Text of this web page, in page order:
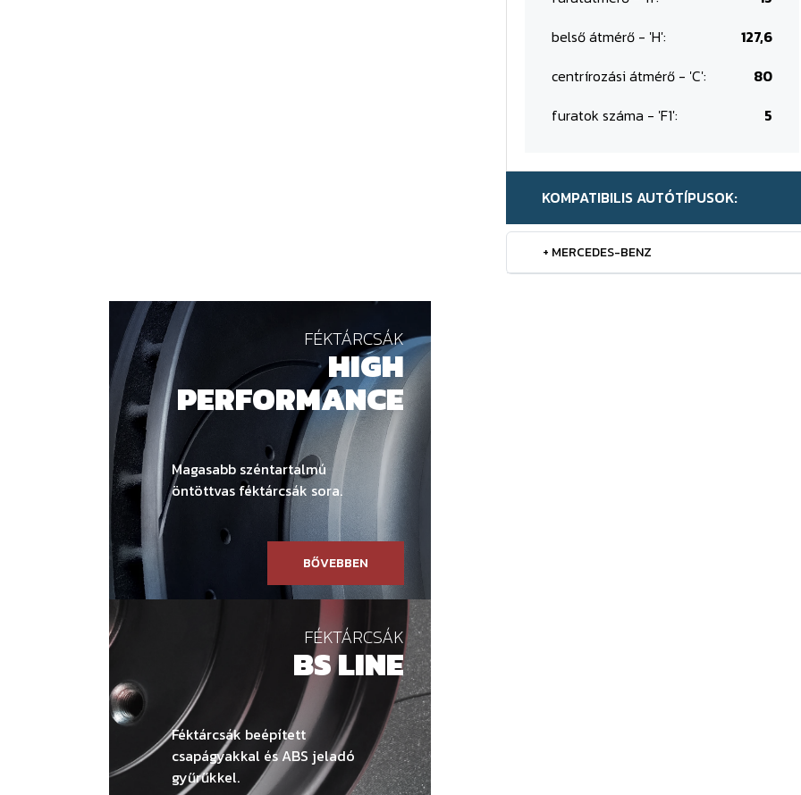
belső átmérő - 'H':
127,6
centrírozási átmérő - 'C':
80
furatok száma - 'F1':
5
KOMPATIBILIS AUTÓTÍPUSOK:
+ MERCEDES-BENZ
FÉKTÁRCSÁK
HIGH
PERFORMANCE
Magasabb széntartalmú
öntöttvas féktárcsák sora.
BŐVEBBEN
FÉKTÁRCSÁK
BS LINE
Féktárcsák beépített
csapágyakkal és ABS jeladó
gyűrűkkel.